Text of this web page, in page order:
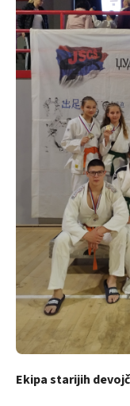
Ekipa starijih